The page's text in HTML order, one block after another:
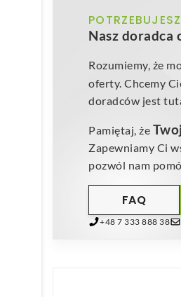
Nasz doradca
Rozumiemy, że
oferty. Chcemy
doradców jest
Pamiętaj, że
Zapewniamy Ci
pozwól nam
FAQ
+48 7 333 888 38